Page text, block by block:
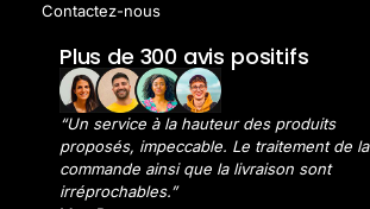
Contactez-nous
Plus de 300 avis positifs
“Un service à la hauteur des produits
proposés, impeccable. Le traitement de la
commande ainsi que la livraison sont
irréprochables.”